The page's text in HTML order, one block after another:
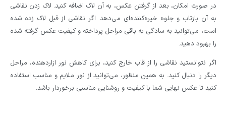
در صورت امکان، بعد از گرفتن عکس، به آن لاک اضافه کنید. لاک زدن نقاشی
به آن بازتاب و جلوه خیره‌کننده‌ای می‌دهد. اگر نقاشی از قبل لاک زده شده
است، می‌توانید به سادگی به باقی مراحل پرداخته و کیفیت عکس گرفته شده
را بهبود دهید.
اگر نتوانستید نقاشی را از قاب خارج کنید، برای کاهش نور ازاردهنده، مراحل
دیگر را دنبال کنید. به همین منظور، می‌توانید از نور ملایم و مناسب استفاده
کنید تا عکس نهایی شما با کیفیت و روشنایی مناسبی برخوردار باشد.